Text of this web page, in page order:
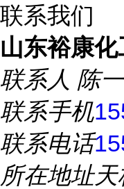
联系我们
山东裕康化
联系人 陈一
联系手机
联系电话
所在地址天